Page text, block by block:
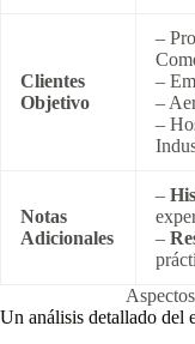
Clientes
Objetivo
–
–
–
–
Notas
Adicionales
–
–
Un análisis detallado del